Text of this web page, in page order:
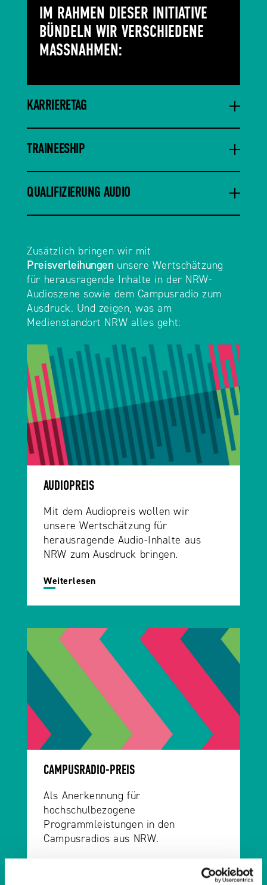
IM RAHMEN DIESER INITIATIVE
BÜNDELN WIR VERSCHIEDENE
MASSNAHMEN:
KARRIERETAG
TRAINEESHIP
QUALIFIZIERUNG AUDIO
Zusätzlich bringen wir mit
Preisverleihungen unsere Wertschätzung
für herausragende Inhalte in der NRW-
Audioszene sowie dem Campusradio zum
Ausdruck. Und zeigen, was am
Medienstandort NRW alles geht:
AUDIOPREIS
Mit dem Audiopreis wollen wir
unsere Wertschätzung für
herausragende Audio-Inhalte aus
NRW zum Ausdruck bringen.
Weiterlesen
CAMPUSRADIO-PREIS
Als Anerkennung für
hochschulbezogene
Programmleistungen in den
Campusradios aus NRW.